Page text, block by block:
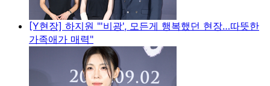
[Y현장] 하지원 "'비광', 모든게 행복했던 현장…따뜻한
가족애가 매력"